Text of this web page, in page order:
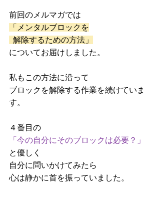
前回のメルマガでは
「メンタルブロックを
解除するための方法」
についてお届けしました。
私もこの方法に沿って
ブロックを解除する作業を続けていま
す。
４番目の
「今の自分にそのブロックは必要？」
と優しく
自分に問いかけてみたら
心は静かに首を振っていました。